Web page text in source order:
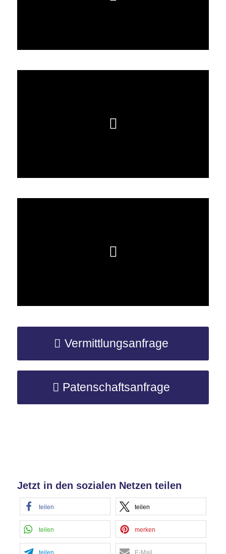
Vermittlungsanfrage
Patenschaftsanfrage
Jetzt in den sozialen Netzen teilen
teilen teilen
teilen merken
teilen E-Mail